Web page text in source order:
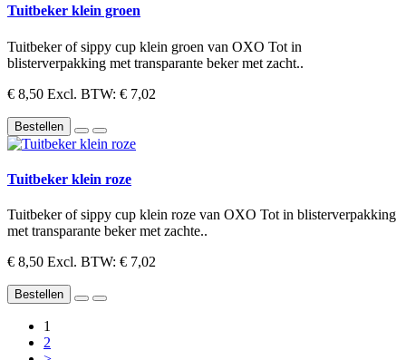
Tuitbeker klein groen
Tuitbeker of sippy cup klein groen van OXO Tot in
blisterverpakking met transparante beker met zacht..
€ 8,50 Excl. BTW: € 7,02
Bestellen
Tuitbeker klein roze
Tuitbeker of sippy cup klein roze van OXO Tot in blisterverpakking
met transparante beker met zachte..
€ 8,50 Excl. BTW: € 7,02
Bestellen
1
2